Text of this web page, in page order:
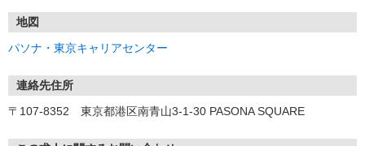
▼イーアイデムから応募
のご連絡
▼お仕事紹介
▼お仕事開始
地図
パソナ・東京キャリアセンター
連絡先住所
〒107-8352 東京都港区南青山3-1-30 PASONA SQUARE